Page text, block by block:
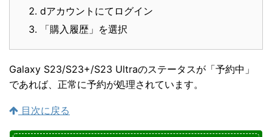
dアカウントにてログイン
「購入履歴」を選択
Galaxy S23/S23+/S23 Ultraのステータスが「予約中」
であれば、正常に予約が処理されています。
目次に戻る